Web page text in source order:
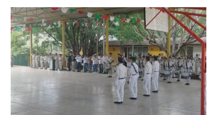
registra
motín
en
la
Estación
Migratoria
Siglo
Tapachula,
Chiapas